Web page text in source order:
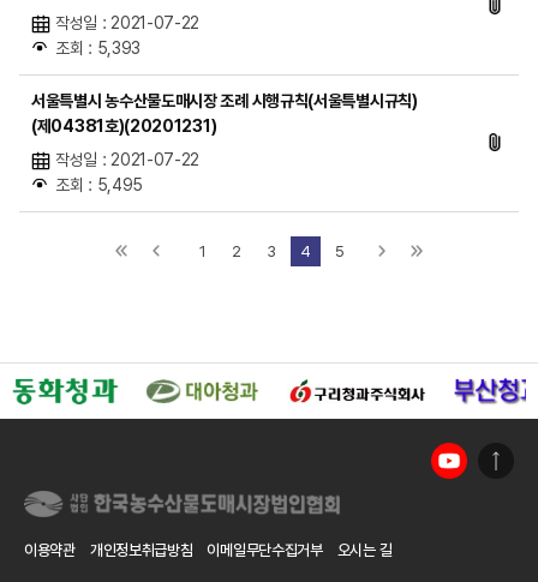
작성일 : 2021-07-22
조회 : 5,393
서울특별시 농수산물도매시장 조례 시행규칙(서울특별시규칙)
(제04381호)(20201231)
작성일 : 2021-07-22
조회 : 5,495
1 2 3 4 5
이용약관 개인정보취급방침 이메일무단수집거부 오시는 길